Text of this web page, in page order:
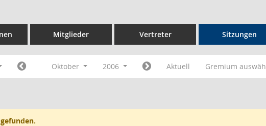
Mitglieder Vertreter Sitzungen
Oktober 2006 Aktuell Gremium